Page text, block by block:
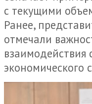
с текущими
Ранее,
отмечали
взаимодействия
экономического